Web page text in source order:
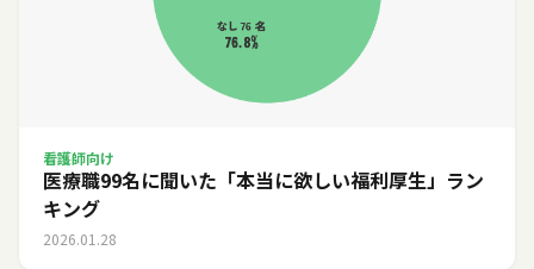
看護師向け
医療職99名に聞いた「本当に欲しい福利厚生」ラン
キング
2026.01.28